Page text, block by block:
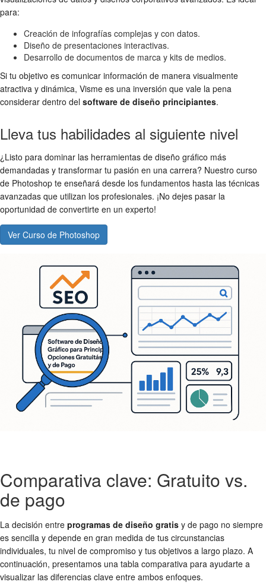
para:
Creación de infografías complejas y con datos.
Diseño de presentaciones interactivas.
Desarrollo de documentos de marca y kits de medios.
Si tu objetivo es comunicar información de manera visualmente
atractiva y dinámica, Visme es una inversión que vale la pena
considerar dentro del software de diseño principiantes.
Lleva tus habilidades al siguiente nivel
¿Listo para dominar las herramientas de diseño gráfico más
demandadas y transformar tu pasión en una carrera? Nuestro curso
de Photoshop te enseñará desde los fundamentos hasta las técnicas
avanzadas que utilizan los profesionales. ¡No dejes pasar la
oportunidad de convertirte en un experto!
Ver Curso de Photoshop
Comparativa clave: Gratuito vs.
de pago
La decisión entre programas de diseño gratis y de pago no siempre
es sencilla y depende en gran medida de tus circunstancias
individuales, tu nivel de compromiso y tus objetivos a largo plazo. A
continuación, presentamos una tabla comparativa para ayudarte a
visualizar las diferencias clave entre ambos enfoques.